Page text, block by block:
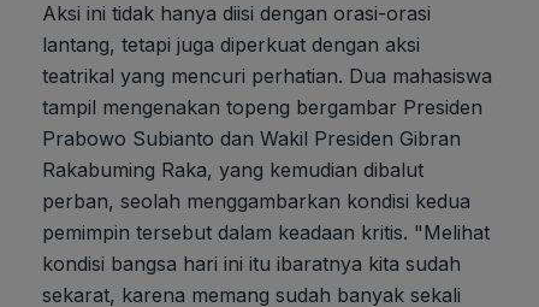
Aksi ini tidak hanya diisi dengan orasi-orasi
lantang, tetapi juga diperkuat dengan aksi
teatrikal yang mencuri perhatian. Dua mahasiswa
tampil mengenakan topeng bergambar Presiden
Prabowo Subianto dan Wakil Presiden Gibran
Rakabuming Raka, yang kemudian dibalut
perban, seolah menggambarkan kondisi kedua
pemimpin tersebut dalam keadaan kritis. "Melihat
kondisi bangsa hari ini itu ibaratnya kita sudah
sekarat, karena memang sudah banyak sekali